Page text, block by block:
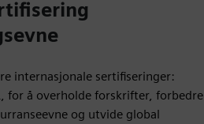
internasjonale sertifiseringer:
for å overholde forskrifter, forbedre
og utvide global